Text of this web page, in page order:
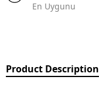
En Uygunu
Product Description